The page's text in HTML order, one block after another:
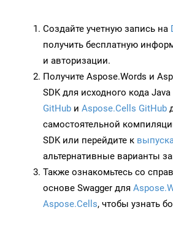
Создайте учетную запись на
получить бесплатную
и авторизации.
Получите Aspose.Words и
SDK для исходного кода Java
GitHub и Aspose.Cells GitHub
самостоятельной
SDK или перейдите к
альтернативные варианты
Также ознакомьтесь со
основе Swagger для
Aspose.Cells, чтобы узнать